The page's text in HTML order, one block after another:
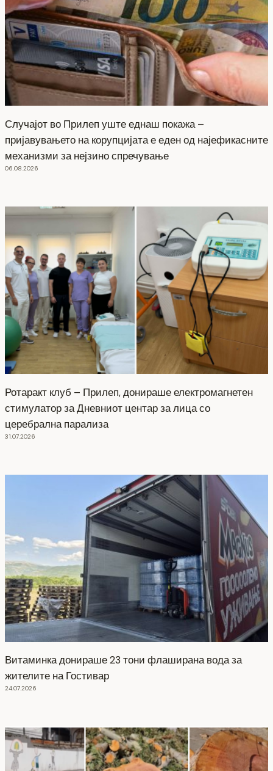
Случајот во Прилеп уште еднаш покажа –
пријавувањето на корупцијата е еден од најефикасните
механизми за нејзино спречување
06.08.2026
Ротаракт клуб – Прилеп, донираше електромагнетен
стимулатор за Дневниот центар за лица со
церебрална парализа
31.07.2026
Витаминка донираше 23 тони флаширана вода за
жителите на Гостивар
24.07.2026